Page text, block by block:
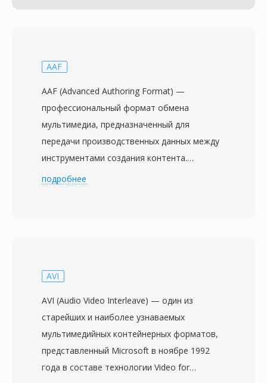
AAF
AAF (Advanced Authoring Format) —
профессиональный формат обмена
мультимедиа, предназначенный для
передачи производственных данных между
инструментами создания контента.
Первоначально разработанный
предоставляет развитую метаданную
видеоматериалы, но и монтажные решения,
параметры эффектов, переходы и структуру
таймлайна. Это делает его особенно
ценным в процессах постпродакшна, где
проекты перемещаются между различными
подробнее
AVI
AVI (Audio Video Interleave) — один из
старейших и наиболее узнаваемых
мультимедийных контейнерных форматов,
представленный Microsoft в ноябре 1992
года в составе технологии Video for